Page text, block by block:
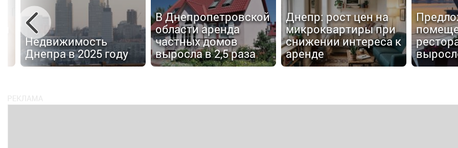
Недвижимость
Днепра в 2025 году
В Днепропетровской
области аренда
частных домов
выросла в 2,5 раза
Днепр: рост цен на
микроквартиры при
снижении интереса к
аренде